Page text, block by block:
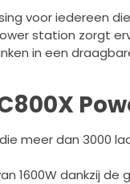
voor
station zorgt
in een
meer dan
1600W dankzij